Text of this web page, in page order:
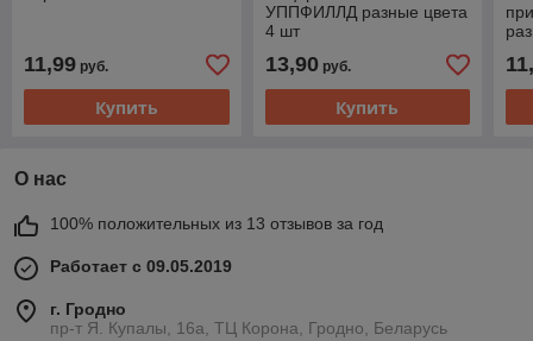
11,99 руб.
Купить
УППФИЛЛД разные цвета
4 шт
13,90руб.
Купить
О нас
100% положительных из 13 отзывов за год
Работает с 09.05.2019
г. Гродно
пр-т Я. Купалы, 16а, ТЦ Корона, Гродно, Беларусь